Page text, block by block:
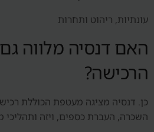
עונתיות, ריהוט ותחרות
האם דנסיה מלווה
הרכישה?
כן. דנסיה מציגה מעטפת הכוללת
השכרה, העברת כספים, ויזה ותהליכי